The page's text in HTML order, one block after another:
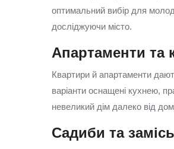
оптимальний вибір для
досліджуючи місто.
Апартаменти та
Квартири й апартаменти
варіанти оснащені кухнею,
невеликий дім далеко від
Садиби та